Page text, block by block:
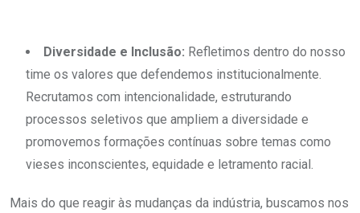
Diversidade e Inclusão: Refletimos dentro do nosso
time os valores que defendemos institucionalmente.
Recrutamos com intencionalidade, estruturando
processos seletivos que ampliem a diversidade e
promovemos formações contínuas sobre temas como
vieses inconscientes, equidade e letramento racial.
Mais do que reagir às mudanças da indústria, buscamos nos